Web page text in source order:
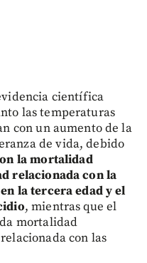
científica
las temperaturas
con un aumento de la
de vida, debido
la mortalidad
relacionada con la
la tercera edad y el
, mientras que el
mortalidad
con las